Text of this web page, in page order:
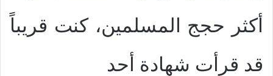
أكثر حجج المسلمين، كنت قريباً
قد قرأت شهادة أحد